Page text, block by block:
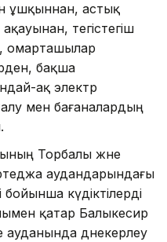
ұшқыннан, астық
тегістегіш
омарташылар
бақша
ақ электр
мен бағаналардың
Торбалы және
аудандарындағы
күдіктілерді
қатар Балыкесир
дәнекерлеу